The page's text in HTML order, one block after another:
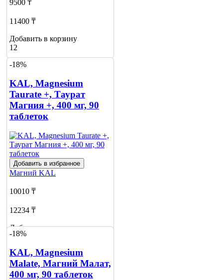
9500 ₸
11400 ₸
Добавить в корзину
12
-18%
KAL, Magnesium
Taurate +, Таурат
Магния +, 400 мг, 90
таблеток
Добавить в избранное
Магний KAL
10010 ₸
12234 ₸
Добавить в корзину
2
-18%
KAL, Magnesium
Malate, Магний Малат,
400 мг, 90 таблеток